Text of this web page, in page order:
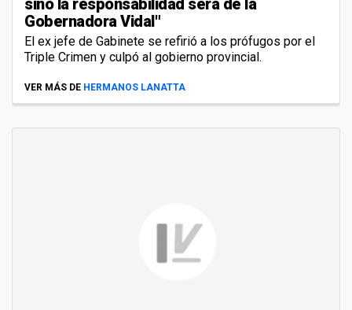
sino la responsabilidad será de la
Gobernadora Vidal"
El ex jefe de Gabinete se refirió a los prófugos por el
Triple Crimen y culpó al gobierno provincial.
VER MÁS DE HERMANOS LANATTA